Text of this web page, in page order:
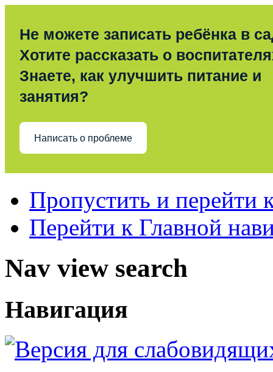
Не можете записать ребёнка в
Хотите рассказать о
Знаете, как улучшить питание и
занятия?
Написать о проблеме
Пропустить и перейти
Перейти к Главной
Nav view search
Навигация